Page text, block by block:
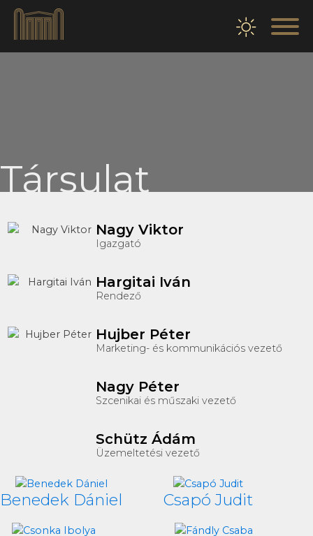
Társulat
Nagy Viktor
Igazgató
Hargitai Iván
Rendező
Hujber Péter
Marketing- és kommunikációs vezető
Nagy Péter
Szcenikai és műszaki vezető
Schütz Ádám
Üzemeltetési vezető
Benedek Dániel Csapó Judit